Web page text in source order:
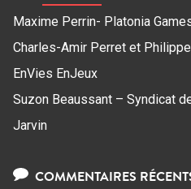
Maxime Perrin- Platonia
Charles-Amir Perret et
EnVies EnJeux
Suzon Beaussant – Syndicat
Jarvin
COMMENTAIRES